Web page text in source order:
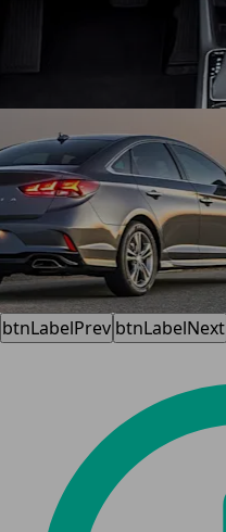
btnLabelPrev btnLabelNext